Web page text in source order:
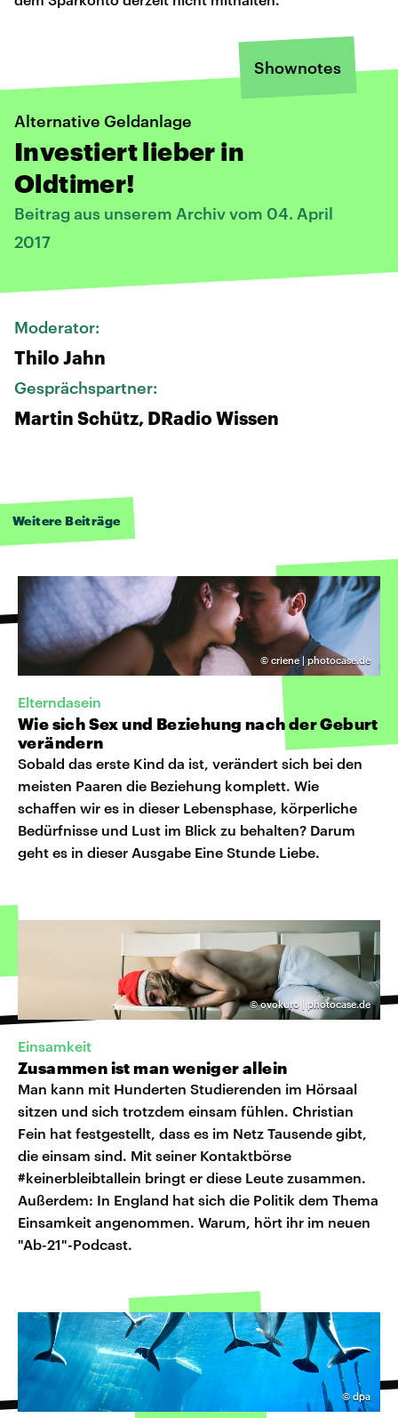
Shownotes
Alternative Geldanlage
Investiert lieber in
Oldtimer!
Beitrag aus unserem Archiv vom 04. April
2017
Moderator:
Thilo Jahn
Gesprächspartner:
Martin Schütz, DRadio Wissen
Weitere Beiträge
© criene | photocase.de
Elterndasein
Wie sich Sex und Beziehung nach der Geburt
verändern
Sobald das erste Kind da ist, verändert sich bei den
meisten Paaren die Beziehung komplett. Wie
schaffen wir es in dieser Lebensphase, körperliche
Bedürfnisse und Lust im Blick zu behalten? Darum
geht es in dieser Ausgabe Eine Stunde Liebe.
©ovokuro | photocase.de
Einsamkeit
Zusammen ist man weniger allein
Man kann mit Hunderten Studierenden im Hörsaal
sitzen und sich trotzdem einsam fühlen. Christian
Fein hat festgestellt, dass es im Netz Tausende gibt,
die einsam sind. Mit seiner Kontaktbörse
#keinerbleibtallein bringt er diese Leute zusammen.
Außerdem: In England hat sich die Politik dem Thema
Einsamkeit angenommen. Warum, hört ihr im neuen
"Ab-21"-Podcast.
© dpa